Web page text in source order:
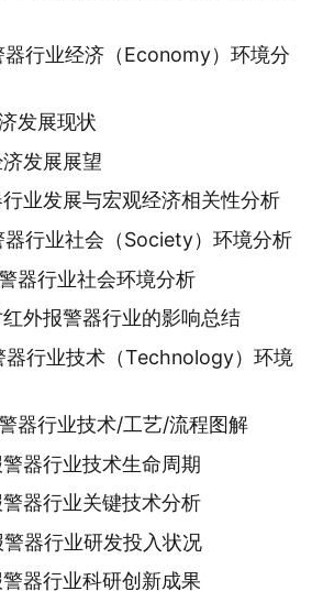
行业经济（Economy）环境分
发展现状
发展展望
业发展与宏观经济相关性分析
行业社会（Society）环境分析
器行业社会环境分析
外报警器行业的影响总结
器行业技术（Technology）环境
器行业技术/工艺/流程图解
器行业技术生命周期
器行业关键技术分析
器行业研发投入状况
器行业科研创新成果